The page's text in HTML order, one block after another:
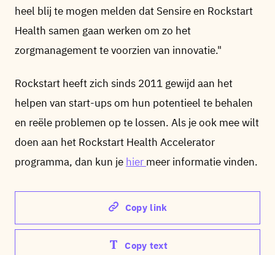
heel blij te mogen melden dat Sensire en Rockstart
Health samen gaan werken om zo het
zorgmanagement te voorzien van innovatie."
Rockstart heeft zich sinds 2011 gewijd aan het
helpen van start-ups om hun potentieel te behalen
en reële problemen op te lossen. Als je ook mee wilt
doen aan het Rockstart Health Accelerator
programma, dan kun je hier meer informatie vinden.
Copy link
Copy text